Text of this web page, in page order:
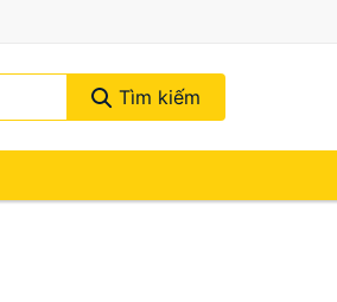
Tìm kiếm